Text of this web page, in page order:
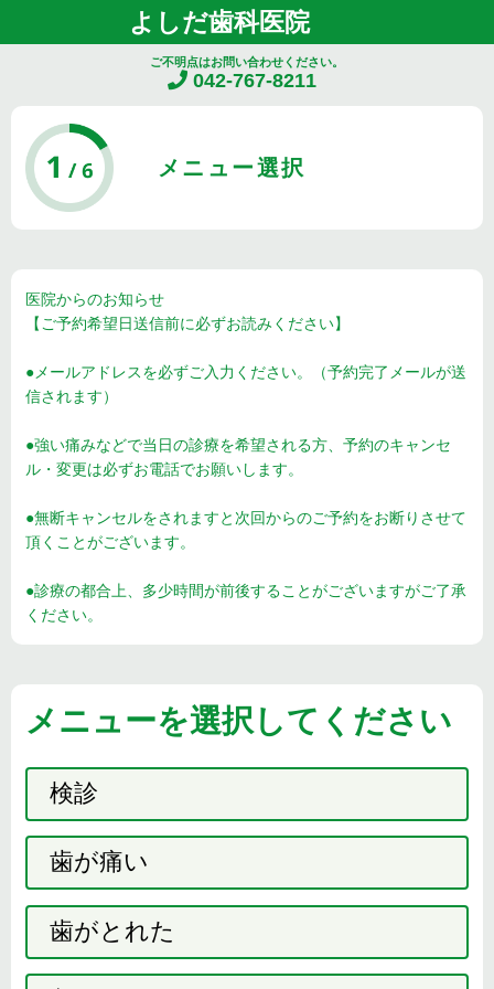
よしだ歯科医院
ご不明点はお問い合わせください。
042-767-8211
医院からのお知らせ
【ご予約希望日送信前に必ずお読みください】
●メールアドレスを必ずご入力ください。（予約完了メールが送
信されます）
●強い痛みなどで当日の診療を希望される方、予約のキャンセ
ル・変更は必ずお電話でお願いします。
●無断キャンセルをされますと次回からのご予約をお断りさせて
頂くことがございます。
●診療の都合上、多少時間が前後することがございますがご了承
ください。
メニューを選択してください
検診
歯が痛い
歯がとれた
メニュー選択